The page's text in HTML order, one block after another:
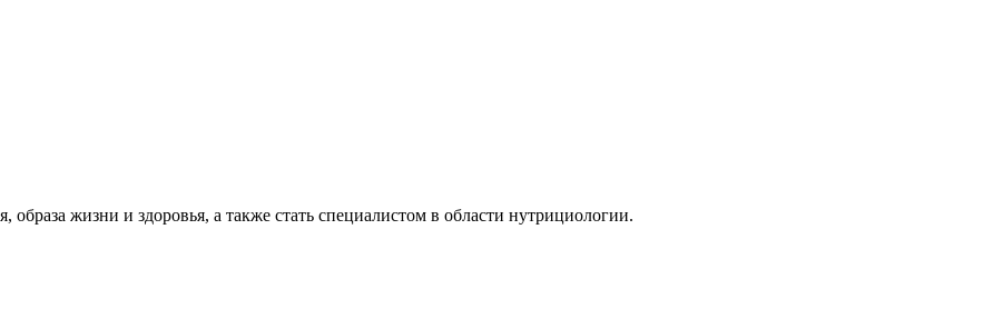
образа жизни и здоровья, а также стать специалистом в области нутрициологии.